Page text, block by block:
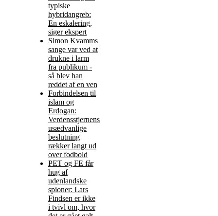
typiske
hybridangreb:
En eskalering,
siger ekspert
Simon Kvamms
sange var ved at
drukne i larm
fra publikum -
så blev han
reddet af en ven
Forbindelsen til
islam og
Erdogan:
Verdensstjernens
usædvanlige
beslutning
rækker langt ud
over fodbold
PET og FE får
hug af
udenlandske
spioner: Lars
Findsen er ikke
i tvivl om, hvor